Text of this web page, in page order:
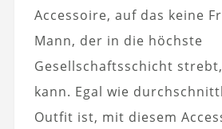
Accessoire, auf das keine
Mann, der in die höchste
Gesellschaftsschicht
kann. Egal wie
Outfit ist, mit diesem